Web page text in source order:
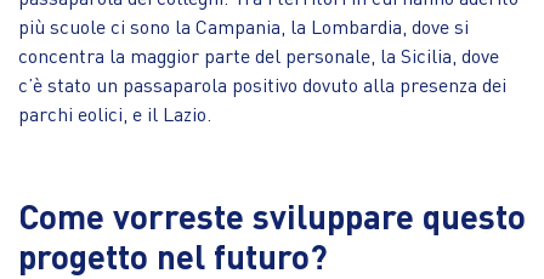
più scuole ci sono la Campania, la Lombardia, dove si
concentra la maggior parte del personale, la Sicilia, dove
c’è stato un passaparola positivo dovuto alla presenza dei
parchi eolici, e il Lazio.
Come vorreste sviluppare questo
progetto nel futuro?